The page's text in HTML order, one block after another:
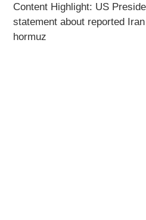
Content Highlight: US
statement about reported
hormuz